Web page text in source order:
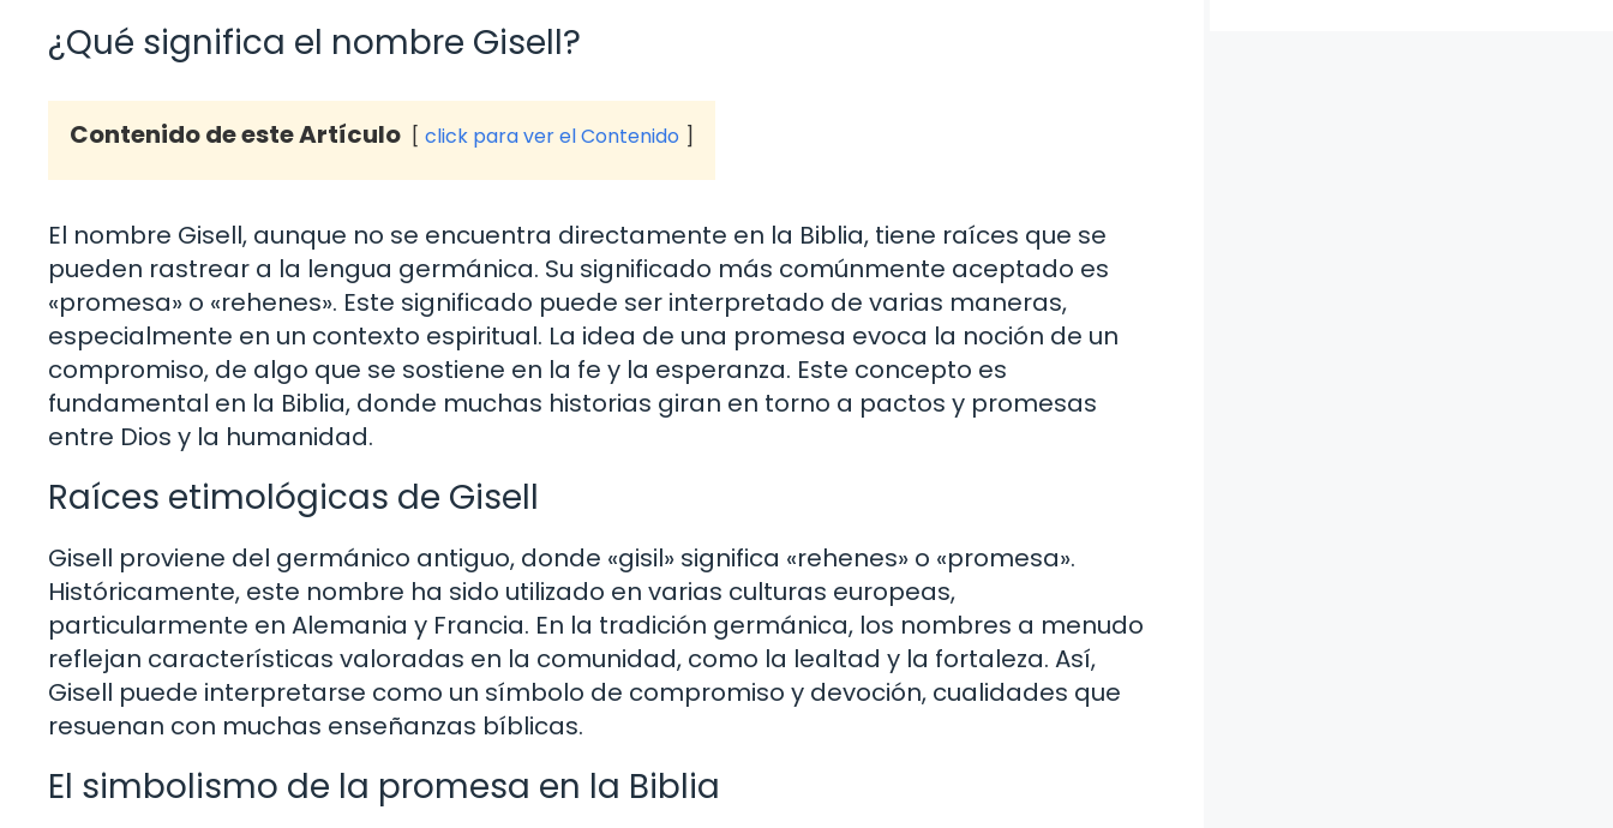
¿Qué significa el nombre Gisell?
Contenido de este Artículo click para ver el Contenido
El nombre Gisell, aunque no se encuentra directamente en la Biblia, tiene raíces que se
pueden rastrear a la lengua germánica. Su significado más comúnmente aceptado es
«promesa» o «rehenes». Este significado puede ser interpretado de varias maneras,
especialmente en un contexto espiritual. La idea de una promesa evoca la noción de un
compromiso, de algo que se sostiene en la fe y la esperanza. Este concepto es
fundamental en la Biblia, donde muchas historias giran en torno a pactos y promesas
entre Dios y la humanidad.
Raíces etimológicas de Gisell
Gisell proviene del germánico antiguo, donde «gisil» significa «rehenes» o «promesa».
Históricamente, este nombre ha sido utilizado en varias culturas europeas,
particularmente en Alemania y Francia. En la tradición germánica, los nombres a menudo
reflejan características valoradas en la comunidad, como la lealtad y la fortaleza. Así,
Gisell puede interpretarse como un símbolo de compromiso y devoción, cualidades que
resuenan con muchas enseñanzas bíblicas.
El simbolismo de la promesa en la Biblia